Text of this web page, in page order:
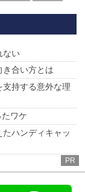
へ
ない
き合い方とは
持する意外な理
ワケ
ハンディキャッ
PR